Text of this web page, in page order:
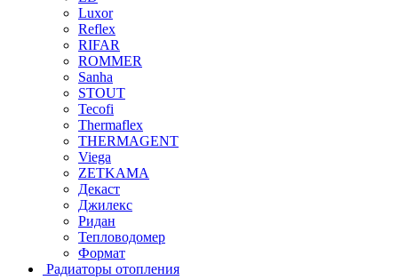
Luxor
Reflex
RIFAR
ROMMER
Sanha
STOUT
Tecofi
Thermaflex
THERMAGENT
Viega
ZETKAMA
Декаст
Джилекс
Ридан
Тепловодомер
Формат
Радиаторы отопления